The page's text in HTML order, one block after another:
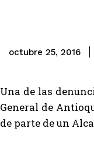
octubre 25, 2016
Una de las
General de
de parte de un